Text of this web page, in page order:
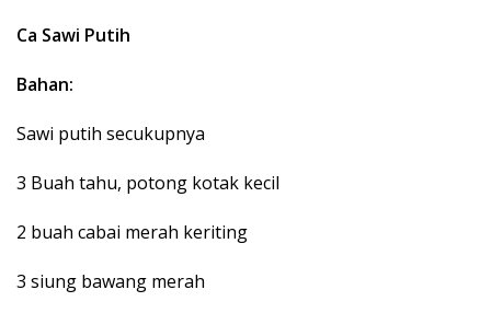
Ca Sawi Putih
Bahan:
Sawi putih secukupnya
3 Buah tahu, potong kotak kecil
2 buah cabai merah keriting
3 siung bawang merah